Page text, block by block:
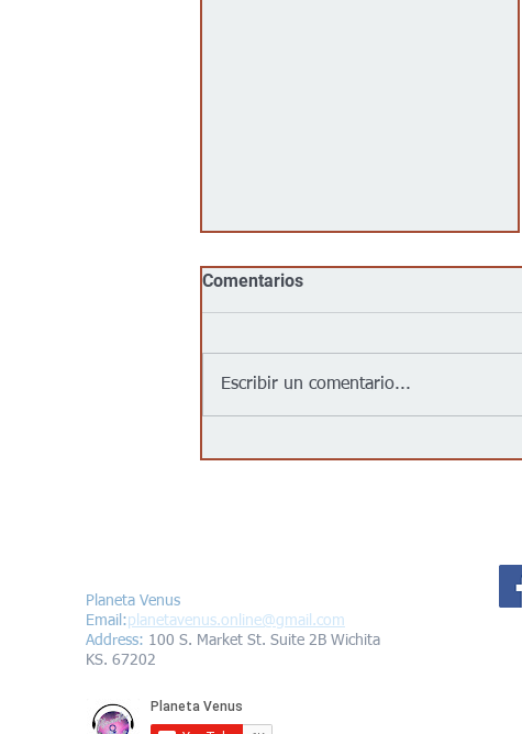
Wichita con su primera
Comentarios
Escribir un comentario...
Planeta Venus
Email:planetavenus.online@gmail.com
Address: 100 S. Market St. Suite 2B Wichita
KS. 67202